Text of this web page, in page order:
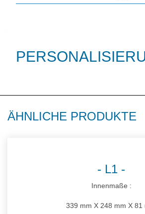
ÄHNLICHE PRODUKTE
L1
Innenmaße :
339 mm X 248 mm X 81